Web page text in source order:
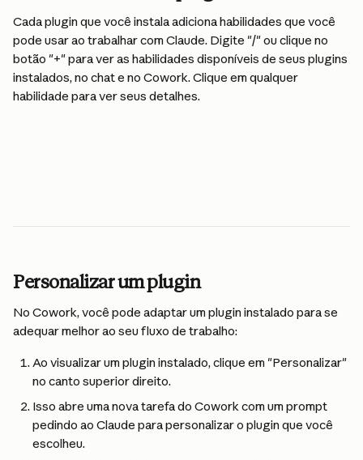
Cada plugin que você instala adiciona habilidades que você
pode usar ao trabalhar com Claude. Digite "/" ou clique no
botão "+" para ver as habilidades disponíveis de seus plugins
instalados, no chat e no Cowork. Clique em qualquer
habilidade para ver seus detalhes.
Personalizar um plugin
No Cowork, você pode adaptar um plugin instalado para se
adequar melhor ao seu fluxo de trabalho:
Ao visualizar um plugin instalado, clique em "Personalizar"
no canto superior direito.
Isso abre uma nova tarefa do Cowork com um prompt
pedindo ao Claude para personalizar o plugin que você
escolheu.